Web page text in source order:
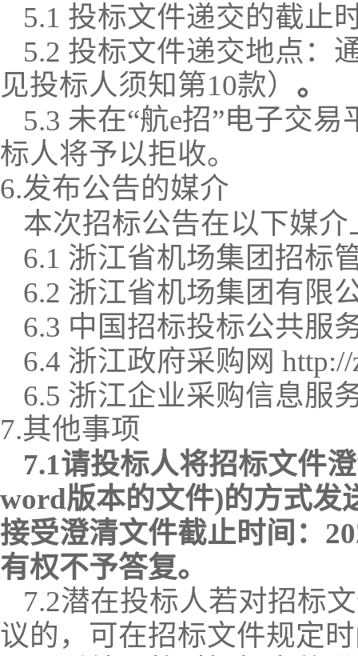
5.1 投标文件递交的截止
5.2 投标文件递交地点：
见投标人须知第10款） 。
5.3 未在“航e招”电子交易
标人将予以拒收。
6.发布公告的媒介
本次招标公告在以下媒介
6.1 浙江省机场集团招标
6.2 浙江省机场集团有限
6.3 中国招标投标公共服
6.4 浙江政府采购网 http://
6.5 浙江企业采购信息服
7.其他事项
7.1请投标人将招标文件
word版本的文件)的方式发
接受澄清文件截止时间：
有权不予答复。
7.2潜在投标人若对招标
议的，可在招标文件规定